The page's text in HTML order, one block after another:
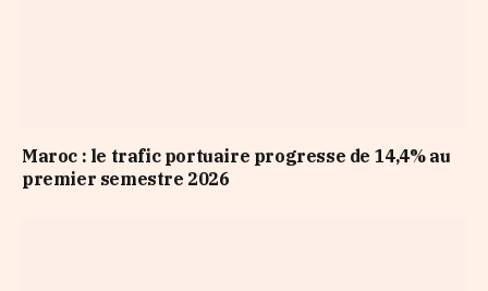
Maroc : le trafic portuaire progresse de 14,4% au
premier semestre 2026